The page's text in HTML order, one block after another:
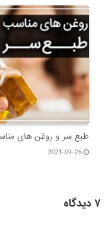
طبع سر و روغن های
2021-09-26
۷ دیدگاه